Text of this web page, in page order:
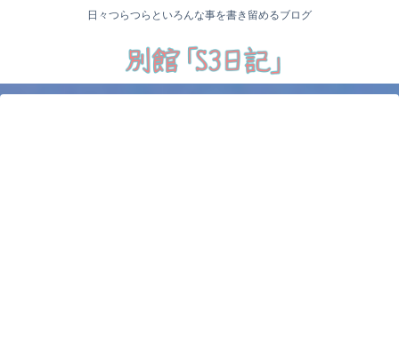
日々つらつらといろんな事を書き留めるブログ